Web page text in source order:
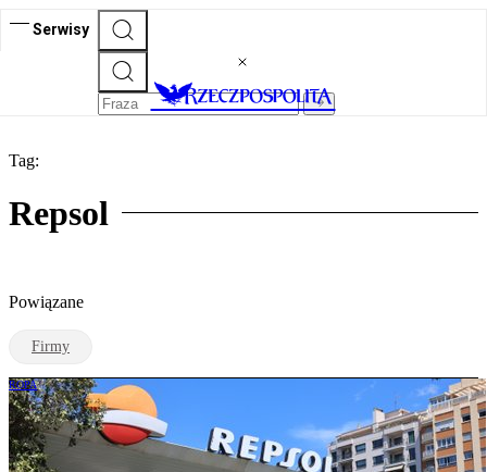
Serwisy
Tag:
Repsol
Powiązane
Firmy
ROPA
Największy hiszpański koncern naftowy
chce inwestować w Wenezueli